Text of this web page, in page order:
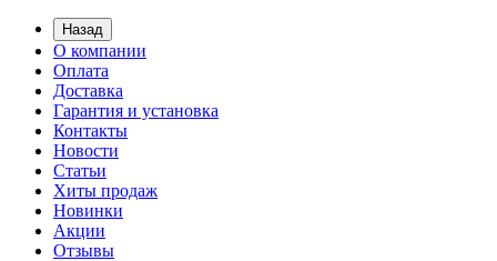
Назад
О компании
Оплата
Доставка
Гарантия и установка
Контакты
Новости
Статьи
Хиты продаж
Новинки
Акции
Отзывы